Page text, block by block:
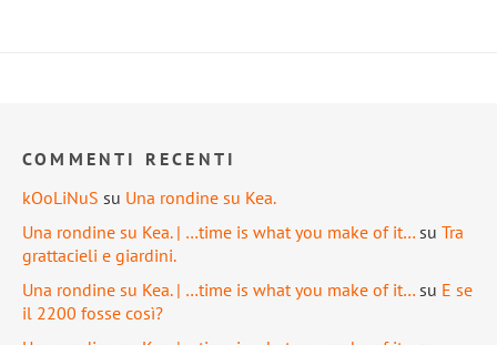
COMMENTI RECENTI
kOoLiNuS su Una rondine su Kea.
Una rondine su Kea. | …time is what you make of it… su Tra
grattacieli e giardini.
Una rondine su Kea. | …time is what you make of it… su E se
il 2200 fosse così?